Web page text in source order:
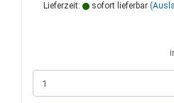
Lieferzeit: sofort lieferbar